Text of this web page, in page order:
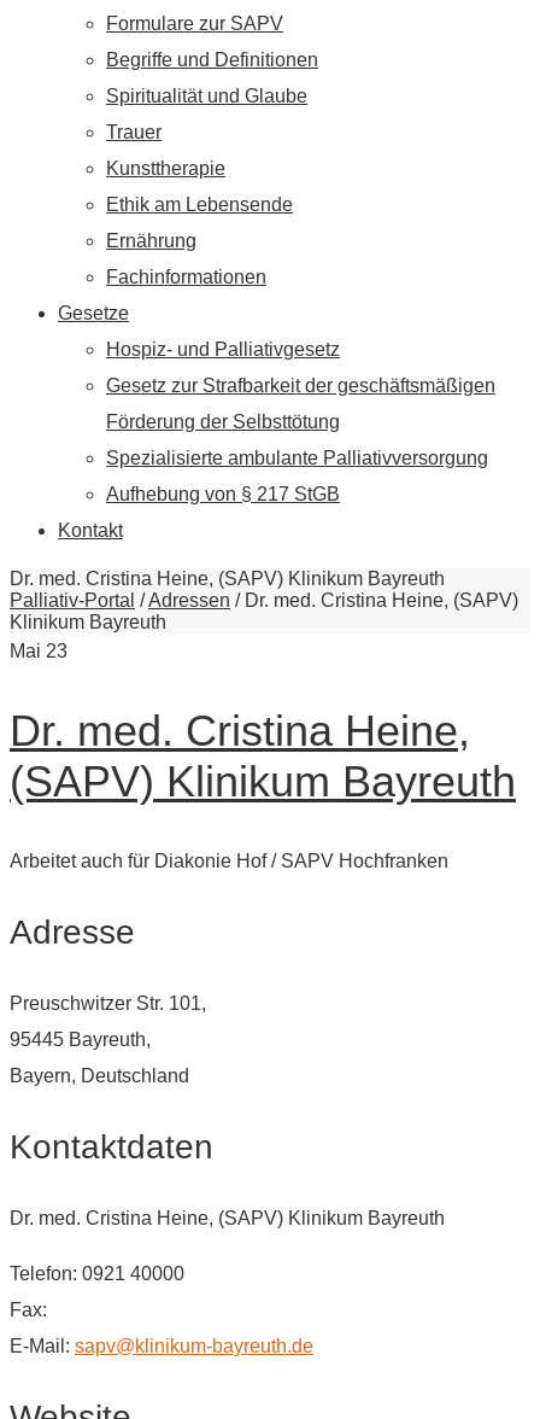
Formulare zur SAPV
Begriffe und Definitionen
Spiritualität und Glaube
Trauer
Kunsttherapie
Ethik am Lebensende
Ernährung
Fachinformationen
Gesetze
Hospiz- und Palliativgesetz
Gesetz zur Strafbarkeit der geschäftsmäßigen
Förderung der Selbsttötung
Spezialisierte ambulante Palliativversorgung
Aufhebung von § 217 StGB
Kontakt
Dr. med. Cristina Heine, (SAPV) Klinikum Bayreuth
Palliativ-Portal /Adressen / Dr. med. Cristina Heine, (SAPV)
Klinikum Bayreuth
Mai 23
Dr. med. Cristina Heine,
(SAPV) Klinikum Bayreuth
Arbeitet auch für Diakonie Hof / SAPV Hochfranken
Adresse
Preuschwitzer Str. 101,
95445 Bayreuth,
Bayern, Deutschland
Kontaktdaten
Dr. med. Cristina Heine, (SAPV) Klinikum Bayreuth
Telefon: 0921 40000
Fax:
E-Mail: sapv@klinikum-bayreuth.de